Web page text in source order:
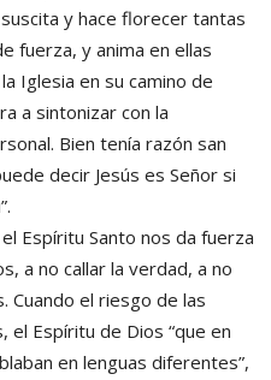
y hace florecer tantas
fuerza, y anima en ellas
Iglesia en su camino de
a sintonizar con la
Bien tenía razón san
decir Jesús es Señor si
Espíritu Santo nos da fuerza
a no callar la verdad, a no
Cuando el riesgo de las
el Espíritu de Dios “que en
en lenguas diferentes”,